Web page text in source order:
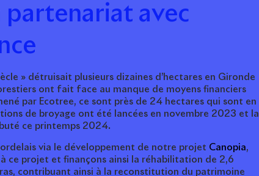
partenariat avec
» détruisait plusieurs dizaines d’hectares en Gironde
ont fait face au manque de moyens financiers
par Ecotree, ce sont près de 24 hectares qui sont en
de broyage ont été lancées en novembre 2023 et la
ce printemps 2024.
via le développement de notre projet Canopia,
ce projet et finançons ainsi la réhabilitation de 2,6
contribuant ainsi à la reconstitution du patrimoine